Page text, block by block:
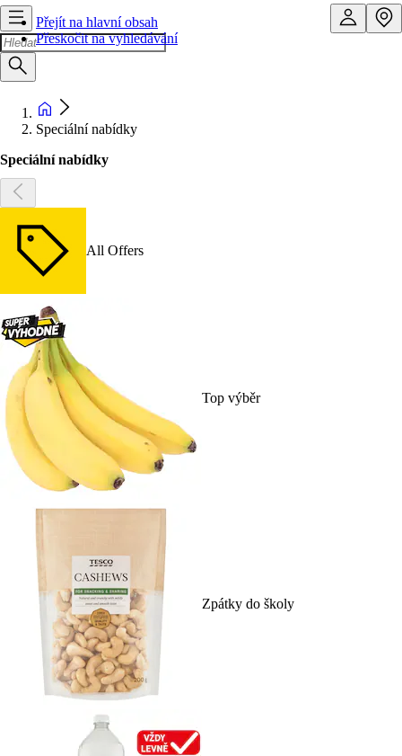
Přejít na hlavní obsah
Přeskočit na vyhledávání
Speciální nabídky
Speciální nabídky
All Offers
Top výběr
Zpátky do školy